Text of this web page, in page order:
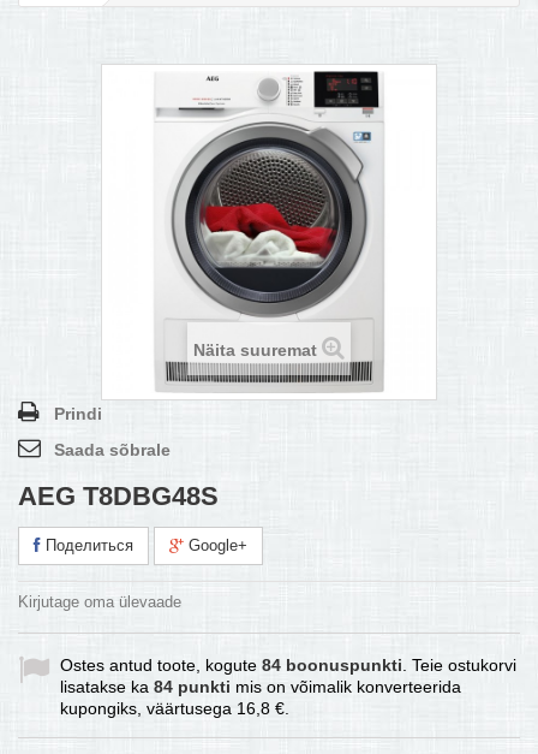
KONTAKTID JA REKVISIIDID
Näita suuremat
Prindi
Saada sõbrale
AEG T8DBG48S
Поделиться Google+
Kirjutage oma ülevaade
Ostes antud toote, kogute 84 boonuspunkti . Teie ostukorvi
lisatakse ka 84 punkti mis on võimalik konverteerida
kupongiks, väärtusega 16,8 €